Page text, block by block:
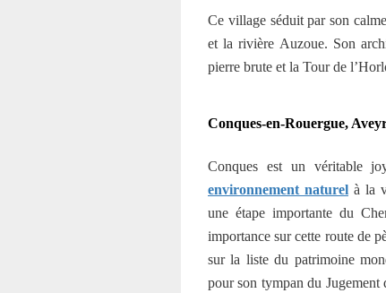
Ce village séduit par son
et la rivière Auzoue. Son
pierre brute et la Tour de
Conques-en-Rouergue,
Conques est un véritable
environnement naturel à la
une étape importante du
importance sur cette route de
sur la liste du patrimoine
pour son tympan du Jugement